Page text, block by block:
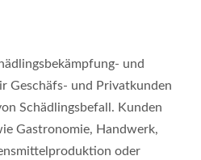
und
Geschäfs- und Privatkunden
Schädlingsbefall. Kunden
Gastronomie, Handwerk,
oder